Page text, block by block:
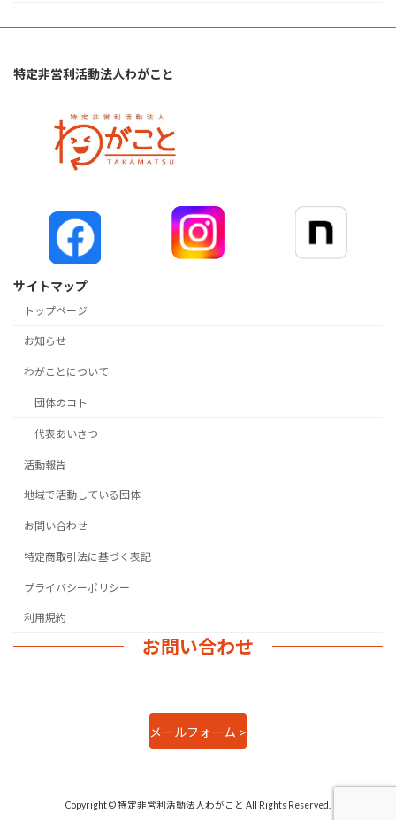
特定非営利活動法人わがこと
サイトマップ
トップページ
お知らせ
わがことについて
団体のコト
代表あいさつ
活動報告
地域で活動している団体
お問い合わせ
特定商取引法に基づく表記
プライバシーポリシー
利用規約
お問い合わせ
メールフォーム >
Copyright © 特定非営利活動法人わがこと All Rights Reserved.